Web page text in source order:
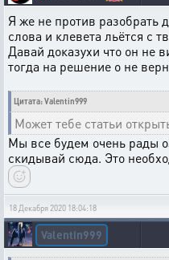
Я же не против разобрать
слова и клевета льётся с
Давай доказухи что он не
тогда на решение о не
Цитата: Valentin999
Может тебе статьи
Мы все будем очень рады
скидывай сюда. Это
18 Декабря 2020 18:04:18
Valentin999